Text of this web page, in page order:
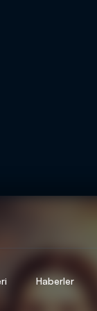
Haberler